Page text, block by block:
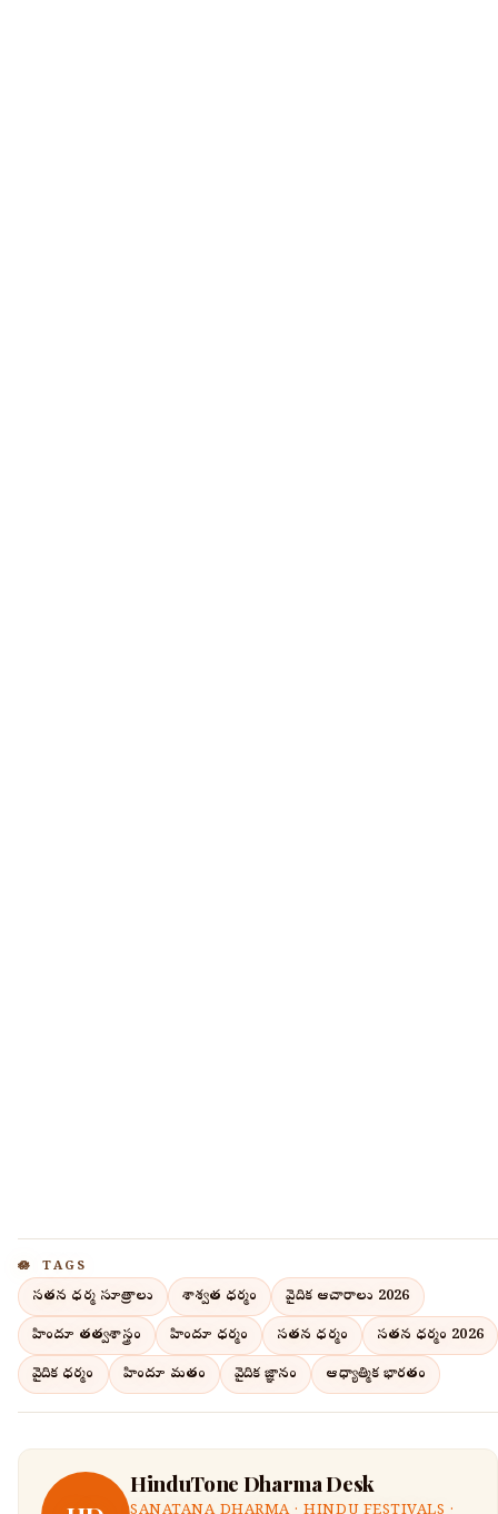
TAGS
సనాతన ధర్మ సూత్రాలు శాశ్వత ధర్మం వైదిక ఆచారాలు 2026
హిందూ తత్వశాస్త్రం హిందూ ధర్మం సనాతన ధర్మం సనాతన ధర్మం 2026
వైదిక ధర్మం హిందూ మతం వైదిక జ్ఞానం ఆధ్యాత్మిక భారతం
HinduTone Dharma Desk